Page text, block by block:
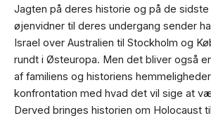
Jagten på deres historie og på de
øjenvidner til deres undergang sender
Israel over Australien til Stockholm og
rundt i Østeuropa. Men det bliver også
af familiens og historiens
konfrontation med hvad det vil sige at
Derved bringes historien om Holocaust